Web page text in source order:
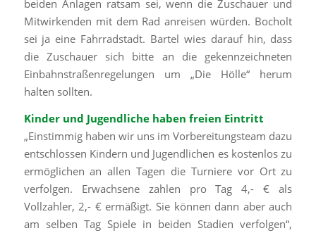
beiden Anlagen ratsam sei, wenn die Zuschauer und
Mitwirkenden mit dem Rad anreisen würden. Bocholt
sei ja eine Fahrradstadt. Bartel wies darauf hin, dass
die Zuschauer sich bitte an die gekennzeichneten
Einbahnstraßenregelungen um „Die Hölle“ herum
halten sollten.
Kinder und Jugendliche haben freien Eintritt
„Einstimmig haben wir uns im Vorbereitungsteam dazu
entschlossen Kindern und Jugendlichen es kostenlos zu
ermöglichen an allen Tagen die Turniere vor Ort zu
verfolgen. Erwachsene zahlen pro Tag 4,- € als
Vollzahler, 2,- € ermäßigt. Sie können dann aber auch
am selben Tag Spiele in beiden Stadien verfolgen“,